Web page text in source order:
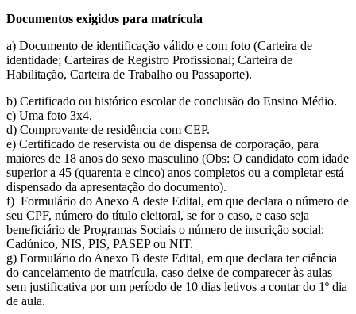
Documentos exigidos para matrícula
a) Documento de identificação válido e com foto (Carteira de
identidade; Carteiras de Registro Profissional; Carteira de
Habilitação, Carteira de Trabalho ou Passaporte).
b) Certificado ou histórico escolar de conclusão do Ensino Médio.
c) Uma foto 3x4.
d) Comprovante de residência com CEP.
e) Certificado de reservista ou de dispensa de corporação, para
maiores de 18 anos do sexo masculino (Obs: O candidato com idade
superior a 45 (quarenta e cinco) anos completos ou a completar está
dispensado da apresentação do documento).
f) Formulário do Anexo A deste Edital, em que declara o número de
seu CPF, número do título eleitoral, se for o caso, e caso seja
beneficiário de Programas Sociais o número de inscrição social:
Cadúnico, NIS, PIS, PASEP ou NIT.
g) Formulário do Anexo B deste Edital, em que declara ter ciência
do cancelamento de matrícula, caso deixe de comparecer às aulas
sem justificativa por um período de 10 dias letivos a contar do 1º dia
de aula.